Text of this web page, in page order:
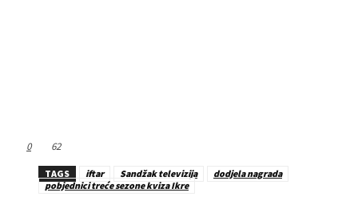
0 62
TAGS iftar Sandžak televizija
dodjela nagrada
pobjednici treće sezone kviza Ikre